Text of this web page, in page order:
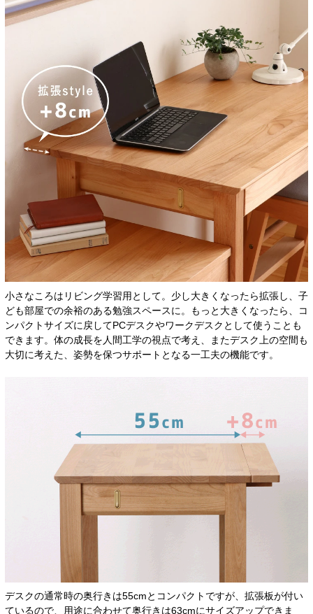
小さなころはリビング学習用として。少し大きくなったら拡張し、子
ども部屋での余裕のある勉強スペースに。もっと大きくなったら、コ
ンパクトサイズに戻してPCデスクやワークデスクとして使うことも
できます。体の成長を人間工学の視点で考え、またデスク上の空間も
大切に考えた、姿勢を保つサポートとなる一工夫の機能です。
デスクの通常時の奥行きは55cmとコンパクトですが、拡張板が付い
ているので、用途に合わせて奥行きは63cmにサイズアップできま